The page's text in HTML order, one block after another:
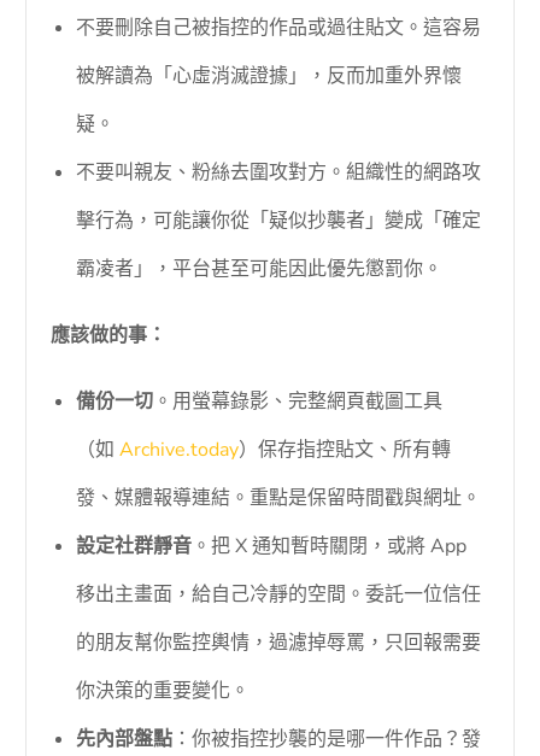
不要刪除自己被指控的作品或過往貼文。這容易
被解讀為「心虛消滅證據」，反而加重外界懷
疑。
不要叫親友、粉絲去圍攻對方。組織性的網路攻
擊行為，可能讓你從「疑似抄襲者」變成「確定
霸凌者」，平台甚至可能因此優先懲罰你。
應該做的事：
備份一切 。用螢幕錄影、完整網頁截圖工具
（如Archive.today）保存指控貼文、所有轉
發、媒體報導連結。重點是保留時間戳與網址。
設定社群靜音 。把 X 通知暫時關閉，或將 App
移出主畫面，給自己冷靜的空間。委託一位信任
的朋友幫你監控輿情，過濾掉辱罵，只回報需要
你決策的重要變化。
先內部盤點 ：你被指控抄襲的是哪一件作品？發